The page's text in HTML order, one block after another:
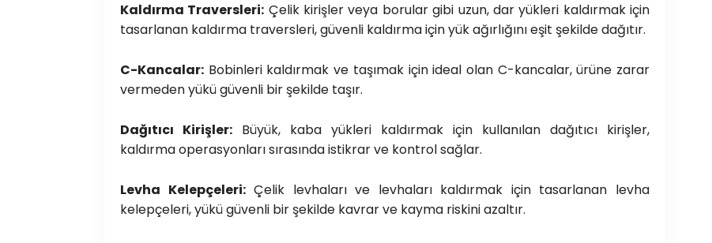
Kaldırma Traversleri: Çelik kirişler veya borular gibi uzun, dar yükleri kaldırmak için
tasarlanan kaldırma traversleri, güvenli kaldırma için yük ağırlığını eşit şekilde dağıtır.
C-Kancalar: Bobinleri kaldırmak ve taşımak için ideal olan C-kancalar, ürüne zarar
vermeden yükü güvenli bir şekilde taşır.
Dağıtıcı Kirişler: Büyük, kaba yükleri kaldırmak için kullanılan dağıtıcı kirişler,
kaldırma operasyonları sırasında istikrar ve kontrol sağlar.
Levha Kelepçeleri:Çelik levhaları ve levhaları kaldırmak için tasarlanan levha
kelepçeleri, yükü güvenli bir şekilde kavrar ve kayma riskini azaltır.